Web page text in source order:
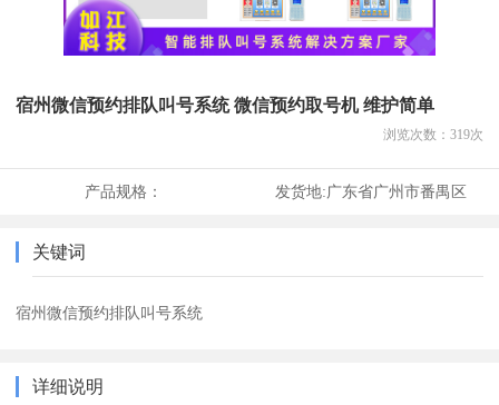
宿州微信预约排队叫号系统 微信预约取号机 维护简单
浏览次数： 319次
产品规格： 发货地:广东省广州市番禺区
关键词
宿州微信预约排队叫号系统
详细说明